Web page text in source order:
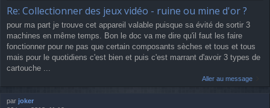
Re: Collectionner des jeux vidéo - ruine ou mine d'or ?
pour ma part je trouve cet appareil valable puisque sa évité de sortir 3
machines en même temps. Bon le doc va me dire qu'il faut les faire
fonctionner pour ne pas que certain composants sèches et tous et tous
mais pour le quotidiens c'est bien et puis c'est marrant d'avoir 3 types de
cartouche ...
Aller au message
par joker